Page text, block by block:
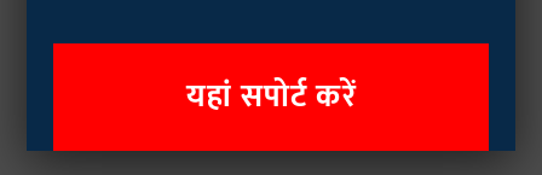
यहां सपोर्ट करें